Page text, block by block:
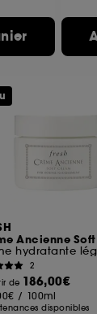
Ancienne
2
de 186,00€
/ 100ml
disponibles